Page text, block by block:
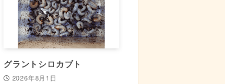
グラントシロカブト
2026年8月1日